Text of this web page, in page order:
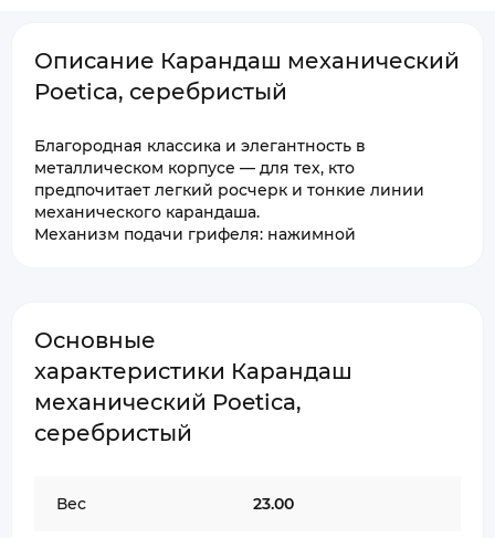
Описание Карандаш механический
Poetica, серебристый
Благородная классика и элегантность в
металлическом корпусе — для тех, кто
предпочитает легкий росчерк и тонкие линии
механического карандаша.
Механизм подачи грифеля: нажимной
Основные
характеристики Карандаш
механический Poetica,
серебристый
Вес 23.00